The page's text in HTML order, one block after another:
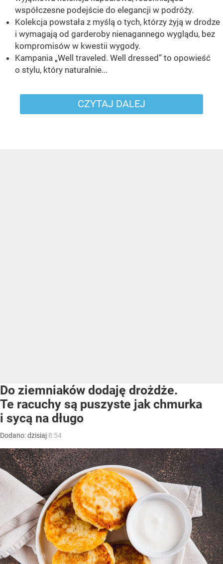
współczesne podejście do elegancji w podróży.
Kolekcja powstała z myślą o tych, którzy żyją w drodze
i wymagają od garderoby nienagannego wyglądu, bez
kompromisów w kwestii wygody.
Kampania „Well traveled. Well dressed” to opowieść
o stylu, który naturalnie...
CZYTAJ DALEJ
Do ziemniaków dodaję drożdże.
Te racuchy są puszyste jak chmurka
i sycą na długo
Dodano:dzisiaj 8:54